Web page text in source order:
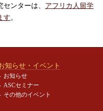
ンターは、 アフリカ人留学
す。
知らせ・イベント
お知らせ
ASCセミナー
その他のイベント